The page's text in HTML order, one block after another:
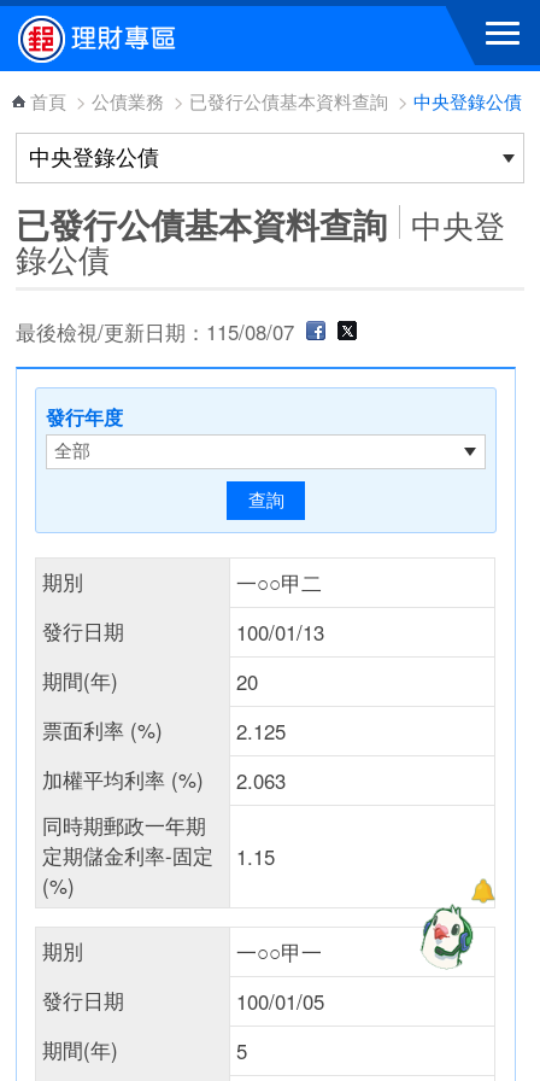
跳到主要內容區塊
首頁 > 公債業務 > 已發行公債基本資料查詢 > 中央登錄公債
已發行公債基本資料查詢 中央登
錄公債
最後檢視/更新日期：115/08/07
發行年度
期別
一○○甲二
發行日期
100/01/13
期間(年)
20
票面利率 (%)
2.125
加權平均利率 (%)
2.063
同時期郵政一年期
定期儲金利率-固定
(%)
1.15
期別
一○○甲一
發行日期
100/01/05
期間(年)
5